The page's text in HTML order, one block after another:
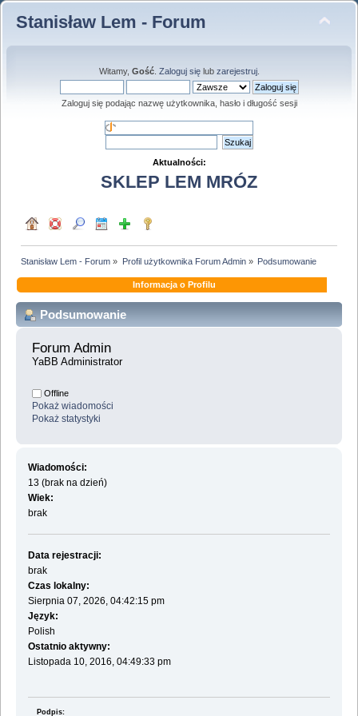
Stanisław Lem - Forum
Witamy, Gość. Zaloguj sięlub zarejestruj.
Zaloguj się podając nazwę użytkownika, hasło i długość sesji
Aktualności:
SKLEP LEM MRÓZ
Stanisław Lem - Forum » Profil użytkownika Forum Admin» Podsumowanie
Informacja o Profilu
Podsumowanie
Forum Admin
YaBB Administrator
Offline
Pokaż wiadomości
Pokaż statystyki
Wiadomości:
13 (brak na dzień)
Wiek:
brak
Data rejestracji:
brak
Czas lokalny:
Sierpnia 07, 2026, 04:42:15 pm
Język:
Polish
Ostatnio aktywny:
Listopada 10, 2016, 04:49:33 pm
Podpis: